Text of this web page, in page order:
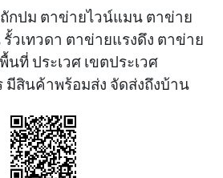
กปม ตาข่ายไวน์แมน ตาข่าย
วเทวดา ตาข่ายแรงดึง ตาข่าย
นที่ ประเวศ เขตประเวศ
มีสินค้าพร้อมส่ง จัดส่งถึงบ้าน